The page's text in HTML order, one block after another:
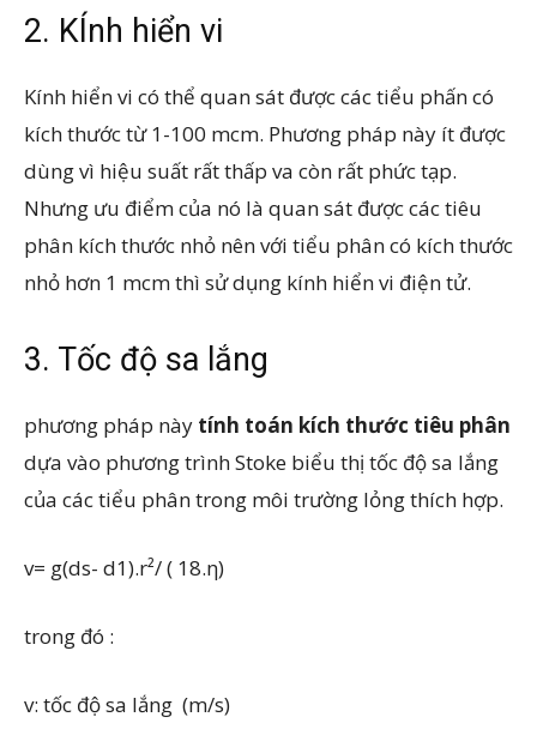
2. KÍnh hiển vi
Kính hiển vi có thể quan sát được các tiểu phấn có
kích thước từ 1-100 mcm. Phương pháp này ít được
dùng vì hiệu suất rất thấp va còn rất phức tạp.
Nhưng ưu điểm của nó là quan sát được các tiêu
phân kích thước nhỏ nên với tiểu phân có kích thước
nhỏ hơn 1 mcm thì sử dụng kính hiển vi điện tử.
3. Tốc độ sa lắng
phương pháp này tính toán kích thước tiêu phân
dựa vào phương trình Stoke biểu thị tốc độ sa lắng
của các tiểu phân trong môi trường lỏng thích hợp.
v= g(ds- d1).r²/ ( 18.η)
trong đó :
v: tốc độ sa lắng (m/s)